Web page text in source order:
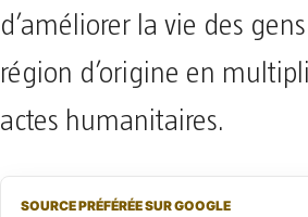
d’améliorer la vie des
région d’origine en
actes humanitaires.
SOURCE PRÉFÉRÉE SUR GOOGLE